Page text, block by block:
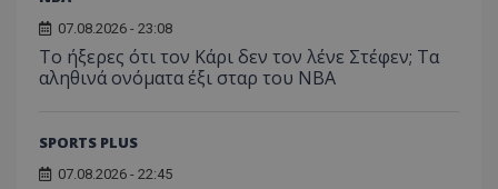
07.08.2026 - 23:08
Το ήξερες ότι τον Κάρι δεν τον λένε Στέφεν; Τα
αληθινά ονόματα έξι σταρ του NBA
SPORTS PLUS
07.08.2026 - 22:45